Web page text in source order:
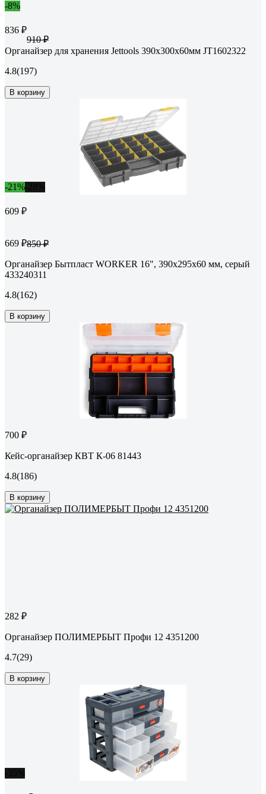
-8%
836 ₽
910 ₽
Органайзер для хранения Jettools 390х300х60мм JT1602322
4.8(197)
В корзину
-21%
609 ₽
669 ₽850 ₽
Органайзер Бытпласт WORKER 16", 390х295х60 мм, серый
433240311
4.8(162)
В корзину
700 ₽
Кейс-органайзер КВТ К-06 81443
4.8(186)
В корзину
282 ₽
Органайзер ПОЛИМЕРБЫТ Профи 12 4351200
4.7(29)
В корзину